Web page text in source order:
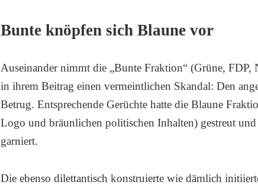
Bunte knöpfen sich Blaune vor
Auseinander nimmt die „Bunte Fraktion“ (Grüne, FDP,
in ihrem Beitrag einen vermeintlichen Skandal: Den
Betrug. Entsprechende Gerüchte hatte die Blaune
Logo und bräunlichen politischen Inhalten) gestreut
garniert.
Die ebenso dilettantisch konstruierte wie dämlich